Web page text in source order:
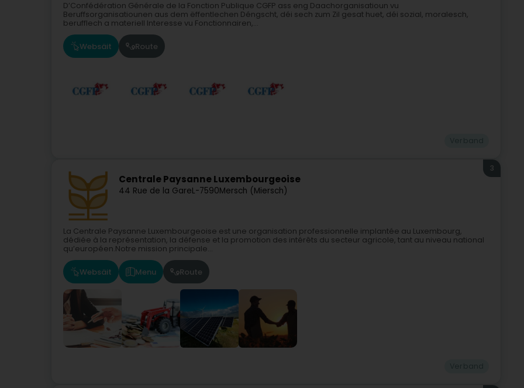
D’Confédération Générale de la Fonction Publique CGFP ass eng Daachorganisatioun vu
Beruffsorganisatiounen aus dem ëffentlechen Déngscht, déi sech zum Zil gesat huet, déi sozial, moralesch,
berufflech a materiell Interesse vu Fonctionnairen,...
Websäit Route
Centrale Paysanne Luxembourgeoise
44 Rue de la GareL-7590Mersch (Miersch)
3
La Centrale Paysanne Luxembourgeoise est une organisation professionnelle implantée au Luxembourg,
dédiée à la représentation, la défense et la promotion des intérêts du secteur agricole, tant au niveau national
qu’européen.Notre mission principale...
Websäit Menu Route